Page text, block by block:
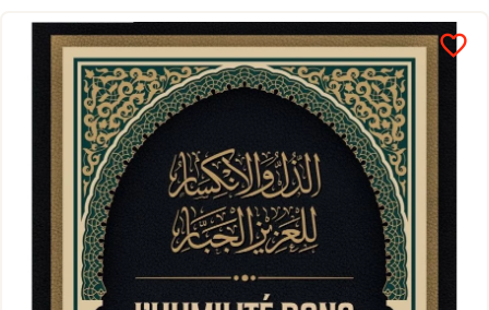
favorite_border